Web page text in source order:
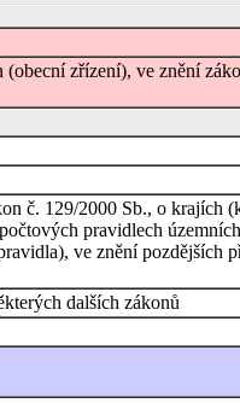
zřízení), ve znění
č. 129/2000 Sb., o krajích
pravidlech
ve znění pozdějších
dalších zákonů